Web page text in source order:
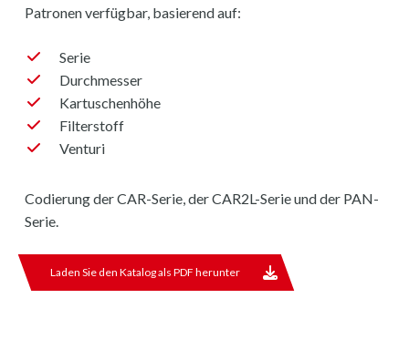
Patronen verfügbar, basierend auf:
Serie
Durchmesser
Kartuschenhöhe
Filterstoff
Venturi
Codierung der CAR-Serie, der CAR2L-Serie und der PAN-
Serie.
Laden Sie den Katalog als PDF herunter